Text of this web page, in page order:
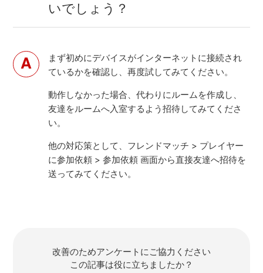
いでしょう？
まず初めにデバイスがインターネットに接続され
ているかを確認し、再度試してみてください。
動作しなかった場合、代わりにルームを作成し、
友達をルームへ入室するよう招待してみてくださ
い。
他の対応策として、フレンドマッチ > プレイヤー
に参加依頼 > 参加依頼 画面から直接友達へ招待を
送ってみてください。
改善のためアンケートにご協力ください
この記事は役に立ちましたか？